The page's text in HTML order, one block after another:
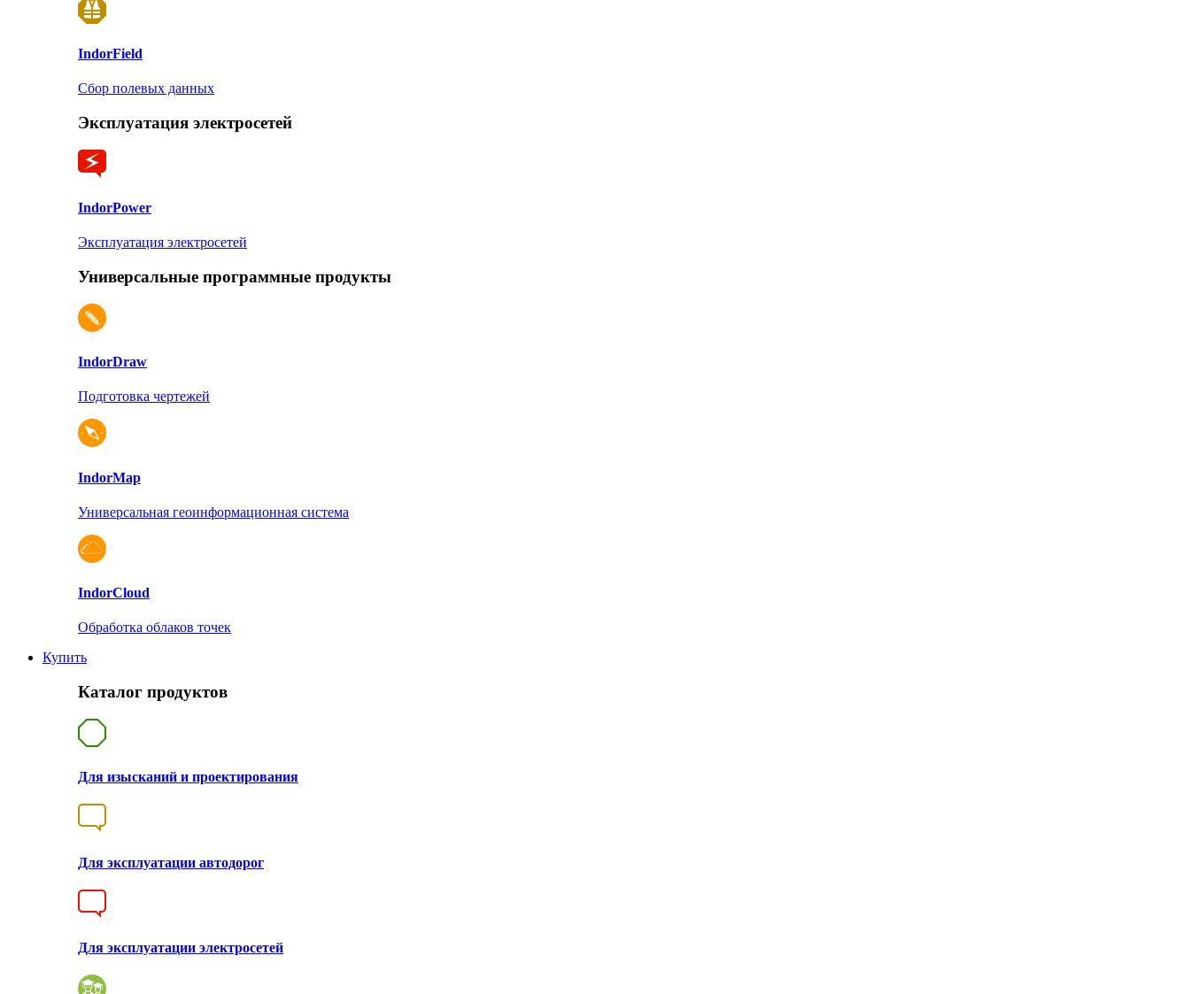
IndorField
Сбор полевых данных
Эксплуатация электросетей
IndorPower
Эксплуатация электросетей
Универсальные программные продукты
IndorDraw
Подготовка чертежей
IndorMap
Универсальная геоинформационная система
IndorCloud
Обработка облаков точек
Купить
Каталог продуктов
Для изысканий и проектирования
Для эксплуатации автодорог
Для эксплуатации электросетей